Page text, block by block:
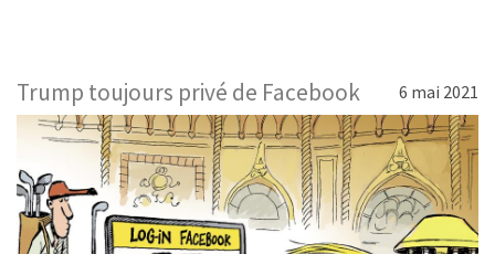
Trump toujours privé de Facebook 6 mai 2021